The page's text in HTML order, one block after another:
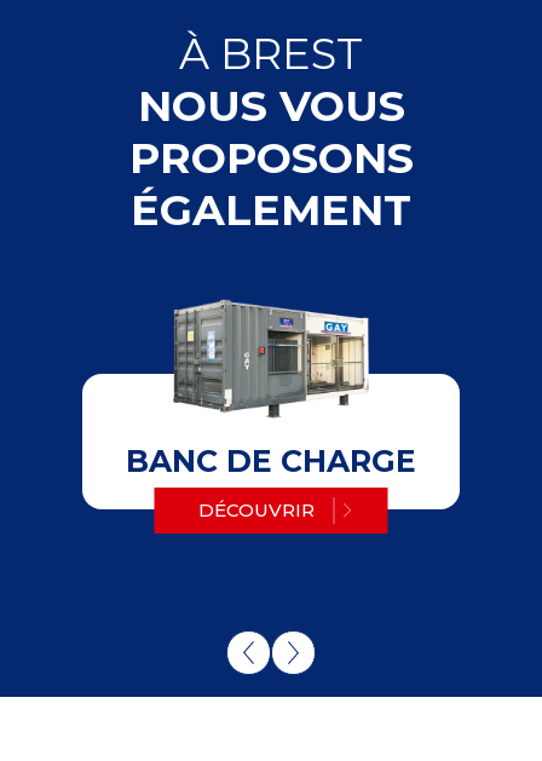
À BREST
NOUS VOUS
PROPOSONS
ÉGALEMENT
BANC DE CHARGE
DÉCOUVRIR